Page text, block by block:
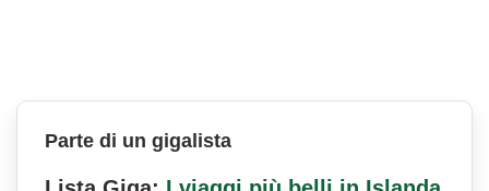
Parte di un gigalista